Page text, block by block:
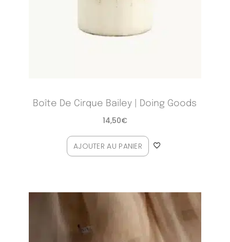
Boîte De Cirque Bailey | Doing Goods
14,50€
AJOUTER AU PANIER